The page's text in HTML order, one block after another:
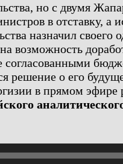
но с двумя
в отставку, а
назначил своего
возможность
решение о его
в прямом эфире